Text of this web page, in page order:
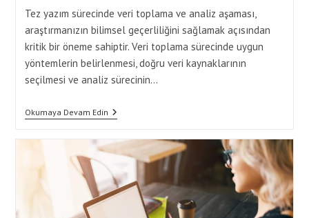
Tez yazım sürecinde veri toplama ve analiz aşaması,
araştırmanızın bilimsel geçerliliğini sağlamak açısından
kritik bir öneme sahiptir. Veri toplama sürecinde uygun
yöntemlerin belirlenmesi, doğru veri kaynaklarının
seçilmesi ve analiz sürecinin…
Okumaya Devam EdinVeri
Toplama
Analiz
Sürecini
Başarıyla
Tamamlama